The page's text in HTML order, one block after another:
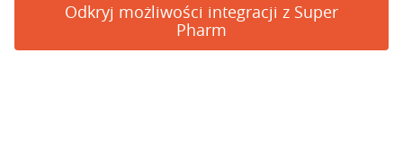
Odkryj możliwości integracji z Super
Pharm